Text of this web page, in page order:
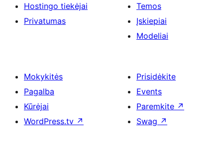
Hostingo tiekėjai
Privatumas
Temos
Įskiepiai
Modeliai
Mokykitės
Pagalba
Kūrėjai
WordPress.tv ↗
Prisidėkite
Events
Paremkite ↗
Swag ↗